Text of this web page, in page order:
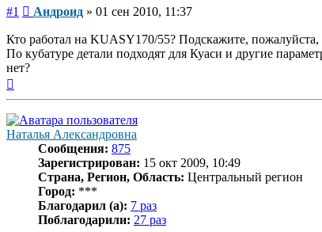
#1 Сообщение
Андроид » 01 сен 2010, 11:37
Кто работал на KUASY170/55? Подскажите, пожалуйста,
По кубатуре детали подходят для Куаси и другие
нет?
Наталья Александровна
Сообщения: 875
Зарегистрирован: 15 окт 2009, 10:49
Страна, Регион, Область: Центральный регион
Город: ***
Благодарил (а): 7 раз
Поблагодарили: 27 раз